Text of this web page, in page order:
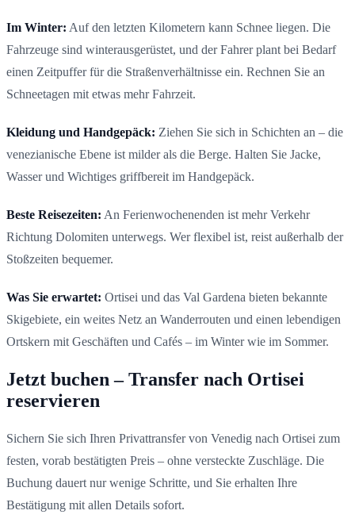
Im Winter: Auf den letzten Kilometern kann Schnee liegen. Die
Fahrzeuge sind winterausgerüstet, und der Fahrer plant bei Bedarf
einen Zeitpuffer für die Straßenverhältnisse ein. Rechnen Sie an
Schneetagen mit etwas mehr Fahrzeit.
Kleidung und Handgepäck: Ziehen Sie sich in Schichten an – die
venezianische Ebene ist milder als die Berge. Halten Sie Jacke,
Wasser und Wichtiges griffbereit im Handgepäck.
Beste Reisezeiten: An Ferienwochenenden ist mehr Verkehr
Richtung Dolomiten unterwegs. Wer flexibel ist, reist außerhalb der
Stoßzeiten bequemer.
Was Sie erwartet: Ortisei und das Val Gardena bieten bekannte
Skigebiete, ein weites Netz an Wanderrouten und einen lebendigen
Ortskern mit Geschäften und Cafés – im Winter wie im Sommer.
Jetzt buchen – Transfer nach Ortisei
reservieren
Sichern Sie sich Ihren Privattransfer von Venedig nach Ortisei zum
festen, vorab bestätigten Preis – ohne versteckte Zuschläge. Die
Buchung dauert nur wenige Schritte, und Sie erhalten Ihre
Bestätigung mit allen Details sofort.